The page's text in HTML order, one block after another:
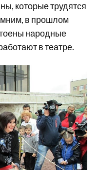
которые трудятся
в прошлом
народные
в театре.